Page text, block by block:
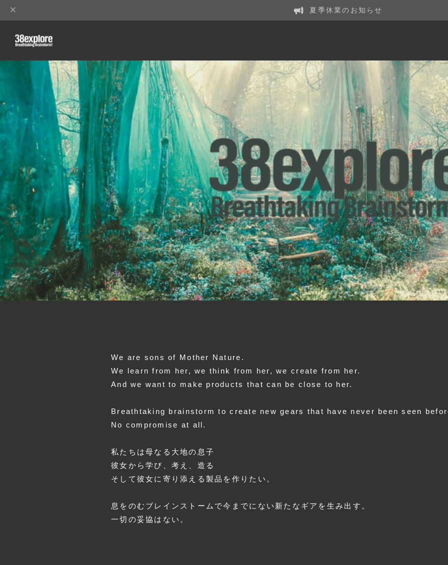
夏季休業のお知らせ
We are sons of Mother Nature.
We learn from her, we think from her, we create from her.
And we want to make products that can be close to her.
Breathtaking brainstorm to create new gears that have never been seen
No compromise at all.
私たちは母なる大地の息子
彼女から学び、考え、造る
そして彼女に寄り添える製品を作りたい。
息をのむブレインストームで今までにない新たなギアを生み出す。
一切の妥協はない。